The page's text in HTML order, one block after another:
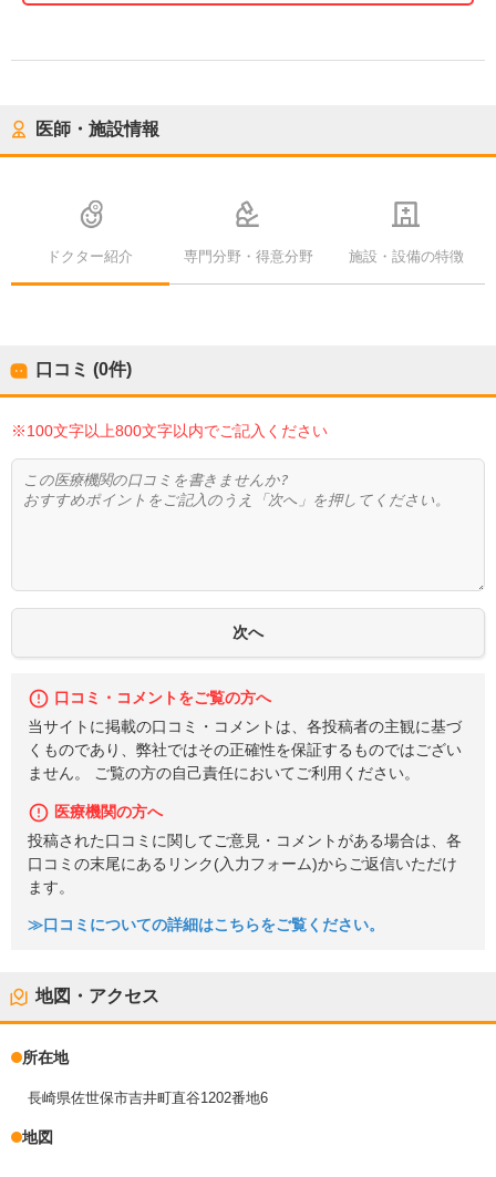
医師・施設情報
ドクター紹介 専門分野・得意分野 施設・設備の特徴
口コミ (0件)
※100文字以上800文字以内でご記入ください
口コミ・コメントをご覧の方へ
当サイトに掲載の口コミ・コメントは、各投稿者の主観に基づ
くものであり、弊社ではその正確性を保証するものではござい
ません。 ご覧の方の自己責任においてご利用ください。
医療機関の方へ
投稿された口コミに関してご意見・コメントがある場合は、各
口コミの末尾にあるリンク(入力フォーム)からご返信いただけ
ます。
≫口コミについての詳細はこちらをご覧ください。
地図・アクセス
所在地
長崎県佐世保市吉井町直谷1202番地6
地図